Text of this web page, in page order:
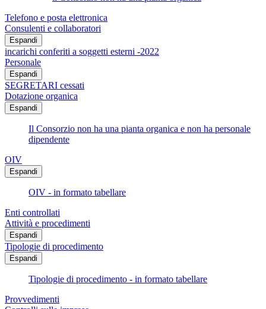
Telefono e posta elettronica
Consulenti e collaboratori
Espandi
incarichi conferiti a soggetti esterni -2022
Personale
Espandi
SEGRETARI cessati
Dotazione organica
Espandi
Il Consorzio non ha una pianta organica e non ha personale
dipendente
OIV
Espandi
OIV - in formato tabellare
Enti controllati
Attività e procedimenti
Espandi
Tipologie di procedimento
Espandi
Tipologie di procedimento - in formato tabellare
Provvedimenti